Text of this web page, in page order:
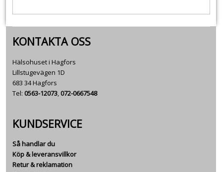
KONTAKTA OSS
Hälsohuset i Hagfors
Lillstugevägen 1D
683 34 Hagfors
Tel: 0563-12073,072-0667548
KUNDSERVICE
Så handlar du
Köp & leveransvillkor
Retur & reklamation